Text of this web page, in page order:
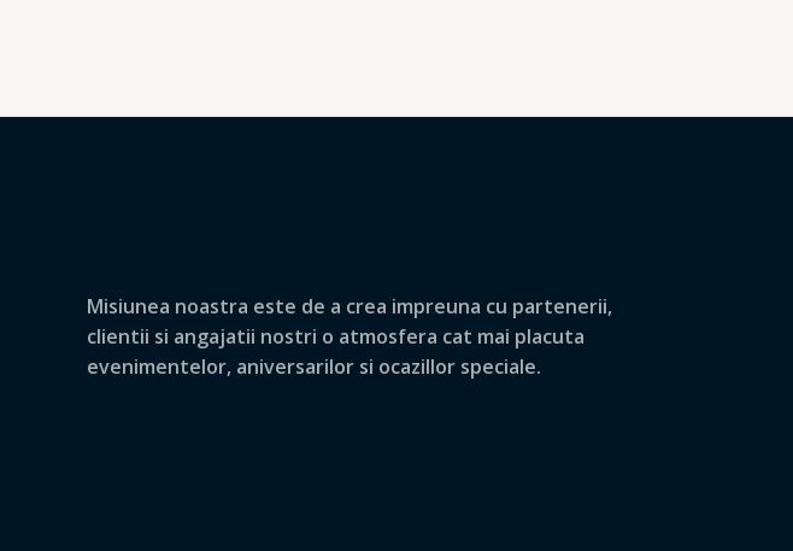
Misiunea noastra este de a crea impreuna cu partenerii,
clientii si angajatii nostri o atmosfera cat mai placuta
evenimentelor, aniversarilor si ocazillor speciale.